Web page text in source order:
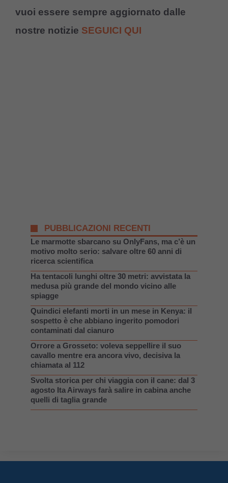
vuoi essere sempre aggiornato dalle
nostre notizie SEGUICI QUI
PUBBLICAZIONI RECENTI
Le marmotte sbarcano su OnlyFans, ma c’è un
motivo molto serio: salvare oltre 60 anni di
ricerca scientifica
Ha tentacoli lunghi oltre 30 metri: avvistata la
medusa più grande del mondo vicino alle
spiagge
Quindici elefanti morti in un mese in Kenya: il
sospetto è che abbiano ingerito pomodori
contaminati dal cianuro
Orrore a Grosseto: voleva seppellire il suo
cavallo mentre era ancora vivo, decisiva la
chiamata al 112
Svolta storica per chi viaggia con il cane: dal 3
agosto Ita Airways farà salire in cabina anche
quelli di taglia grande